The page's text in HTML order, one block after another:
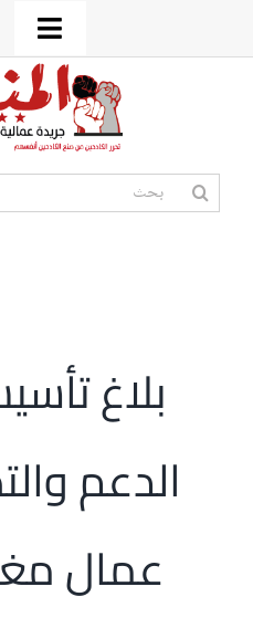
to
البحث
بلاغ
الدعم
عمال